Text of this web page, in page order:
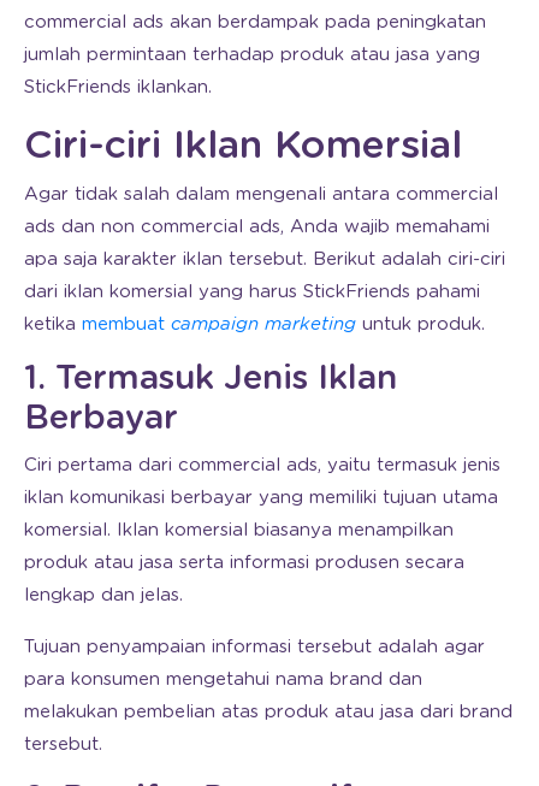
commercial ads akan berdampak pada peningkatan
jumlah permintaan terhadap produk atau jasa yang
StickFriends iklankan.
Ciri-ciri Iklan Komersial
Agar tidak salah dalam mengenali antara commercial
ads dan non commercial ads, Anda wajib memahami
apa saja karakter iklan tersebut. Berikut adalah ciri-ciri
dari iklan komersial yang harus StickFriends pahami
ketika membuat campaign marketing untuk produk.
1. Termasuk Jenis Iklan
Berbayar
Ciri pertama dari commercial ads, yaitu termasuk jenis
iklan komunikasi berbayar yang memiliki tujuan utama
komersial. Iklan komersial biasanya menampilkan
produk atau jasa serta informasi produsen secara
lengkap dan jelas.
Tujuan penyampaian informasi tersebut adalah agar
para konsumen mengetahui nama brand dan
melakukan pembelian atas produk atau jasa dari brand
tersebut.